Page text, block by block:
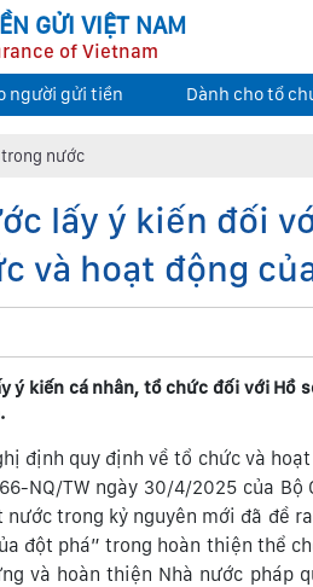
GỬI VIỆT NAM
of Vietnam
người gửi tiền Dành cho tổ
nước
lấy ý kiến đối
và hoạt động
ý kiến cá nhân, tổ chức đối với
định quy định về tổ chức và
NQ/TW ngày 30/4/2025 của
trong kỷ nguyên mới đã đề
đột phá” trong hoàn thiện thể
và hoàn thiện Nhà nước pháp